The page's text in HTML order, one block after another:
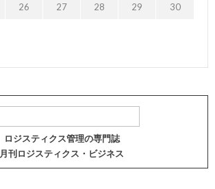
26 27 28 29 30
ロジスティクス管理の専門誌
月刊ロジスティクス・ビジネス